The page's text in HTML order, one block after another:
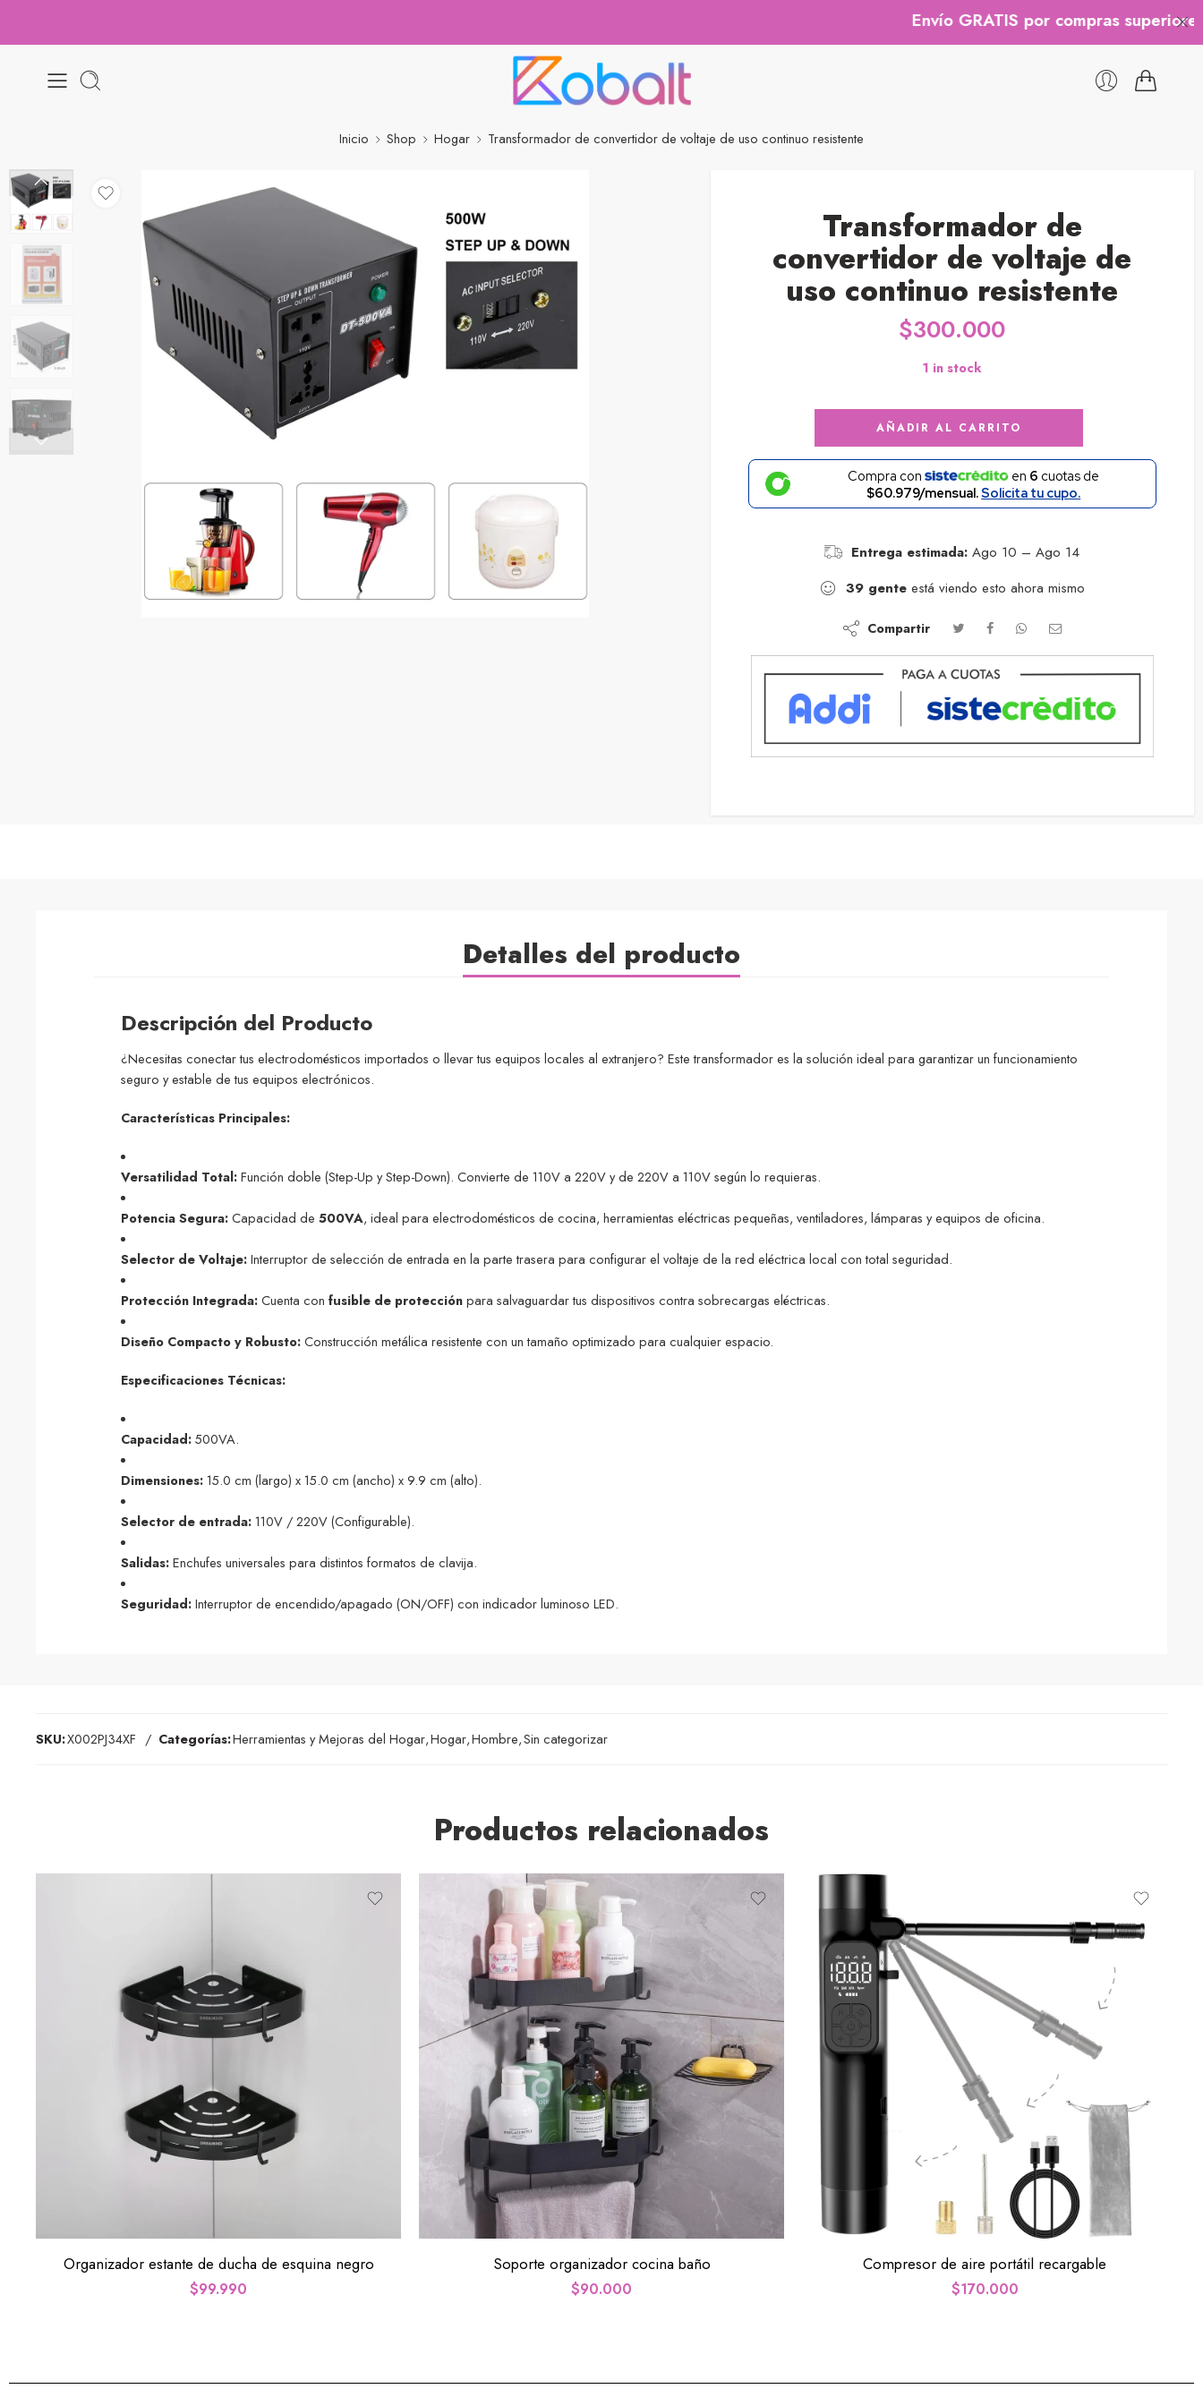
Envío GRATIS por compras superiores a
Inicio Shop Hogar Transformador de convertidor de voltaje de uso continuo resistente
Transformador de
convertidor de voltaje de
uso continuo resistente
$300.000
1 in stock
AÑADIR AL CARRITO
Compra con en 6 cuotas de
$60.979/mensual.Solicita tu cupo.
Entrega estimada: Ago 10 – Ago 14
39 gente está viendo esto ahora mismo
Compartir
Detalles del producto
Descripción del Producto
¿Necesitas conectar tus electrodomésticos importados o llevar tus equipos locales al extranjero? Este transformador es la solución ideal para garantizar un funcionamiento
seguro y estable de tus equipos electrónicos.
Características Principales:
Versatilidad Total:Función doble (Step-Up y Step-Down). Convierte de 110V a 220V y de 220V a 110V según lo requieras.
Potencia Segura:Capacidad de 500VA, ideal para electrodomésticos de cocina, herramientas eléctricas pequeñas, ventiladores, lámparas y equipos de oficina.
Selector de Voltaje:Interruptor de selección de entrada en la parte trasera para configurar el voltaje de la red eléctrica local con total seguridad.
Protección Integrada:Cuenta con fusible de protecciónpara salvaguardar tus dispositivos contra sobrecargas eléctricas.
Diseño Compacto y Robusto:Construcción metálica resistente con un tamaño optimizado para cualquier espacio.
Especificaciones Técnicas:
Capacidad:500VA.
Dimensiones:15.0 cm (largo) x 15.0 cm (ancho) x 9.9 cm (alto).
Selector de entrada:110V / 220V (Configurable).
Salidas:Enchufes universales para distintos formatos de clavija.
Seguridad:Interruptor de encendido/apagado (ON/OFF) con indicador luminoso LED.
SKU:X002PJ34XF Categorías:Herramientas y Mejoras del Hogar,Hogar,Hombre,Sin categorizar
Productos relacionados
Organizador estante de ducha de esquina negro
$99.990
Soporte organizador cocina baño
$90.000
Compresor de aire portátil recargable
$170.000